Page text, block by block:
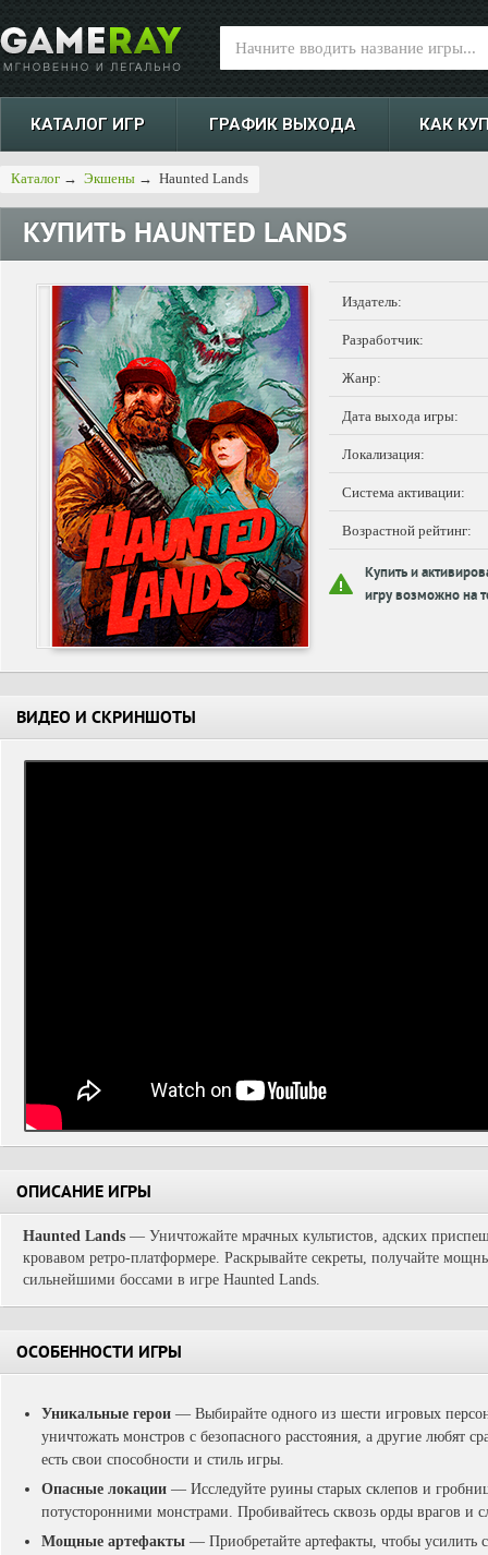
КАТАЛОГ ИГР ГРАФИК ВЫХОДА КАК
Каталог → Экшены → Haunted Lands
КУПИТЬ HAUNTED LANDS
Издатель:
Разработчик:
Жанр:
Дата выхода игры:
Локализация:
Система активации:
Возрастной рейтинг:
Купить и
игру возможно на
ВИДЕО И СКРИНШОТЫ
ОПИСАНИЕ ИГРЫ
Haunted Lands — Уничтожайте мрачных культистов, адских
кровавом ретро-платформере. Раскрывайте секреты, получайте
сильнейшими боссами в игре Haunted Lands.
ОСОБЕННОСТИ ИГРЫ
Уникальные герои — Выбирайте одного из шести игровых
уничтожать монстров с безопасного расстояния, а другие любят
есть свои способности и стиль игры.
Опасные локации — Исследуйте руины старых склепов и
потусторонними монстрами. Пробивайтесь сквозь орды врагов и
Мощные артефакты — Приобретайте артефакты, чтобы усилить